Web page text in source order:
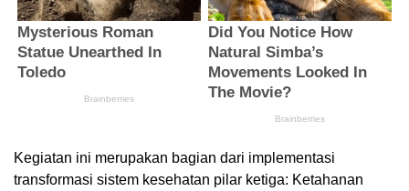
Kegiatan ini merupakan bagian dari implementasi
transformasi sistem kesehatan pilar ketiga: Ketahanan